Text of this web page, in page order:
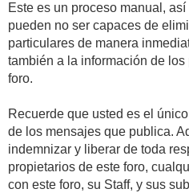
Este es un proceso manual,
pueden no ser capaces de
particulares de manera
también a la información de
foro.
Recuerde que usted es el
de los mensajes que publica.
indemnizar y liberar de toda
propietarios de este foro,
con este foro, su Staff, y sus